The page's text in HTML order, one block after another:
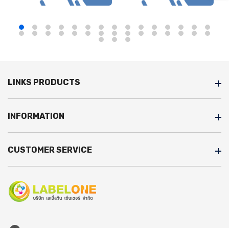
LINKS PRODUCTS
INFORMATION
CUSTOMER SERVICE